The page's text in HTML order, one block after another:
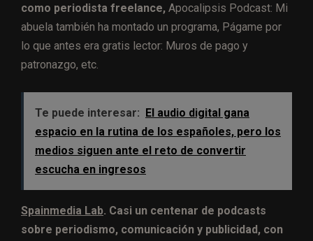
como periodista freelance, Apocalipsis Podcast: Mi
abuela también ha montado un programa, Págame por
lo que antes era gratis lector: Muros de pago y
patronazgo, etc.
Te puede interesar:
El audio digital gana
espacio en la rutina de los españoles, pero los
medios siguen ante el reto de convertir
escucha en ingresos
Spainmedia Lab. Casi un centenar de podcasts
sobre periodismo, comunicación y publicidad, con